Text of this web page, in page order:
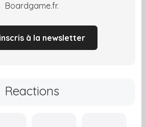
Boardgame.fr.
à la newsletter
Reactions